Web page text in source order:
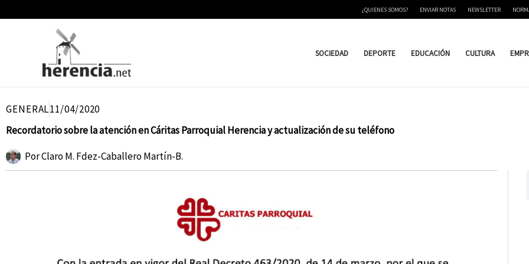
¿QUIENES SOMOS? ENVIAR NOTAS NEWSLETTER
SOCIEDAD DEPORTE EDUCACIÓN CULTURA
GENERAL11/04/2020
Recordatorio sobre la atención en Cáritas Parroquial Herencia y actualización de su teléfono
PorClaro M. Fdez-Caballero Martín-B.